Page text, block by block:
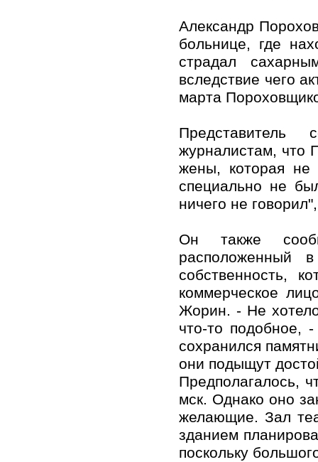
Александр
больнице, где
страдал
вследствие чего
марта
журналистам, что
жены, которая не
специально не
ничего не
Он также
расположенный
собственность,
коммерческое
Жорин. - Не
что-то подобное,
сохранился
они подыщут
Предполагалось,
мск. Однако оно
желающие. Зал
зданием
поскольку